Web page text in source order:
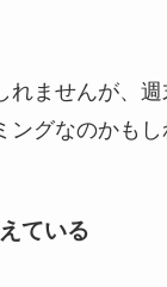
れませんが、
ングなのかもし
ている